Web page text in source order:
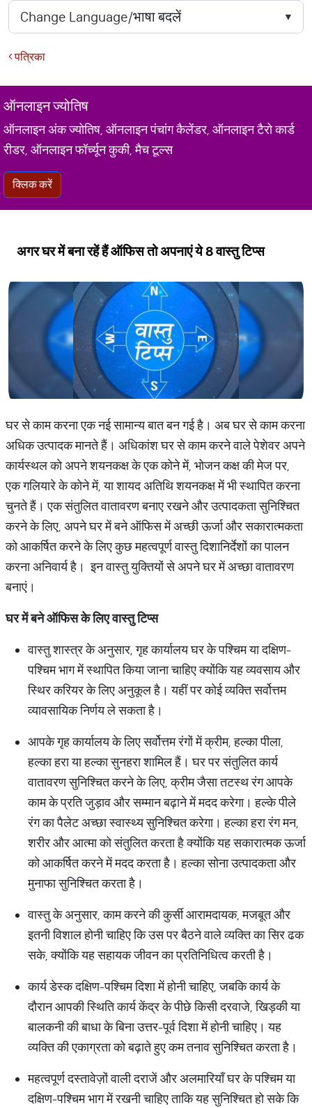
पत्रिका
ऑनलाइन ज्योतिष
ऑनलाइन अंक ज्योतिष, ऑनलाइन पंचांग कैलेंडर, ऑनलाइन टैरो कार्ड
रीडर, ऑनलाइन फॉर्च्यून कुकी, मैच टूल्स
क्लिक करें
अगर घर में बना रहें हैं ऑफिस तो अपनाएं ये 8 वास्तु टिप्स
घर से काम करना एक नई सामान्य बात बन गई है। अब घर से काम करना
अधिक उत्पादक मानते हैं। अधिकांश घर से काम करने वाले पेशेवर अपने
कार्यस्थल को अपने शयनकक्ष के एक कोने में, भोजन कक्ष की मेज पर,
एक गलियारे के कोने में, या शायद अतिथि शयनकक्ष में भी स्थापित करना
चुनते हैं। एक संतुलित वातावरण बनाए रखने और उत्पादकता सुनिश्चित
करने के लिए, अपने घर में बने ऑफिस में अच्छी ऊर्जा और सकारात्मकता
को आकर्षित करने के लिए कुछ महत्वपूर्ण वास्तु दिशानिर्देशों का पालन
करना अनिवार्य है। इन वास्तु युक्तियों से अपने घर में अच्छा वातावरण
बनाएं।
घरमेंबनेऑफिसकेलिएवास्तुटिप्स
वास्तु शास्त्र के अनुसार, गृह कार्यालय घर के पश्चिम या दक्षिण-
पश्चिम भाग में स्थापित किया जाना चाहिए क्योंकि यह व्यवसाय और
स्थिर करियर के लिए अनुकूल है। यहीं पर कोई व्यक्ति सर्वोत्तम
व्यावसायिक निर्णय ले सकता है।
आपके गृह कार्यालय के लिए सर्वोत्तम रंगों में क्रीम, हल्का पीला,
हल्का हरा या हल्का सुनहरा शामिल हैं। घर पर संतुलित कार्य
वातावरण सुनिश्चित करने के लिए, क्रीम जैसा तटस्थ रंग आपके
काम के प्रति जुड़ाव और सम्मान बढ़ाने में मदद करेगा। हल्के पीले
रंग का पैलेट अच्छा स्वास्थ्य सुनिश्चित करेगा। हल्का हरा रंग मन,
शरीर और आत्मा को संतुलित करता है क्योंकि यह सकारात्मक ऊर्जा
को आकर्षित करने में मदद करता है। हल्का सोना उत्पादकता और
मुनाफा सुनिश्चित करता है।
वास्तु के अनुसार, काम करने की कुर्सी आरामदायक, मजबूत और
इतनी विशाल होनी चाहिए कि उस पर बैठने वाले व्यक्ति का सिर ढक
सके, क्योंकि यह सहायक जीवन का प्रतिनिधित्व करती है।
कार्य डेस्क दक्षिण-पश्चिम दिशा में होनी चाहिए, जबकि कार्य के
दौरान आपकी स्थिति कार्य केंद्र के पीछे किसी दरवाजे, खिड़की या
बालकनी की बाधा के बिना उत्तर-पूर्व दिशा में होनी चाहिए। यह
व्यक्ति की एकाग्रता को बढ़ाते हुए कम तनाव सुनिश्चित करता है।
महत्वपूर्ण दस्तावेज़ों वाली दराजें और अलमारियाँ घर के पश्चिम या
दक्षिण-पश्चिम भाग में रखनी चाहिए ताकि यह सुनिश्चित हो सके कि